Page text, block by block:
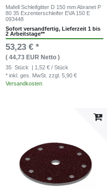
Mafell Schleifgitter D 150 mm Abranet P
80 35 Exzenterschleifer EVA 150 E
093448
Sofort versandfertig, Lieferzeit 1 bis
2 Arbeitstage**
53,23 € *
( 44,73 EUR Netto )
35 Stück
| 1,52 € / Stück
* inkl. ges. MwSt.zzgl. 5,90 €
Versandkosten